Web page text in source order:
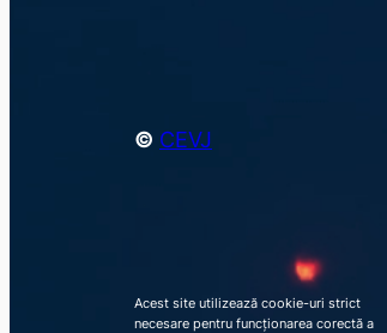
© CEVJ
Acest site utilizează cookie-uri strict
necesare pentru funcționarea corectă a